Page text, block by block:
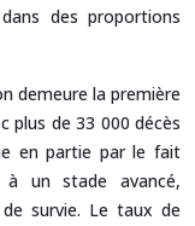
des proportions
demeure la première
plus de 33 000 décès
en partie par le fait
un stade avancé,
survie. Le taux de